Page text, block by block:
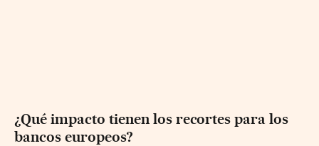
¿Qué impacto tienen los recortes para los
bancos europeos?